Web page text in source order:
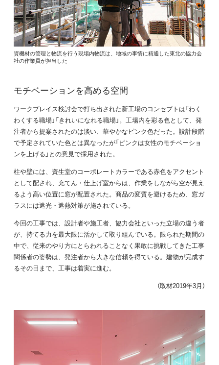
資機材の管理と物流を行う現場内物流は、地域の事情に精通した東北の協力会
社の作業員が担当した
モチベーションを高める空間
ワークプレイス検討会で打ち出された新工場のコンセプトは「わく
わくする職場」「きれいになれる職場」。工場内を彩る色として、発
注者から提案されたのは淡い、華やかなピンク色だった。設計段階
で予定されていた色とは異なったが「ピンクは女性のモチベーショ
ンを上げる」との意見で採用された。
柱や壁には、資生堂のコーポレートカラーである赤色をアクセント
として配され、充てん・仕上げ室からは、作業をしながら空が見え
るよう高い位置に窓が配置された。商品の変質を避けるため、窓ガ
ラスには遮光・遮熱対策が施されている。
今回の工事では、設計者や施工者、協力会社といった立場の違う者
が、持てる力を最大限に活かして取り組んでいる。限られた期間の
中で、従来のやり方にとらわれることなく果敢に挑戦してきた工事
関係者の姿勢は、発注者から大きな信頼を得ている。建物が完成す
るその日まで、工事は着実に進む。
（取材2019年3月）